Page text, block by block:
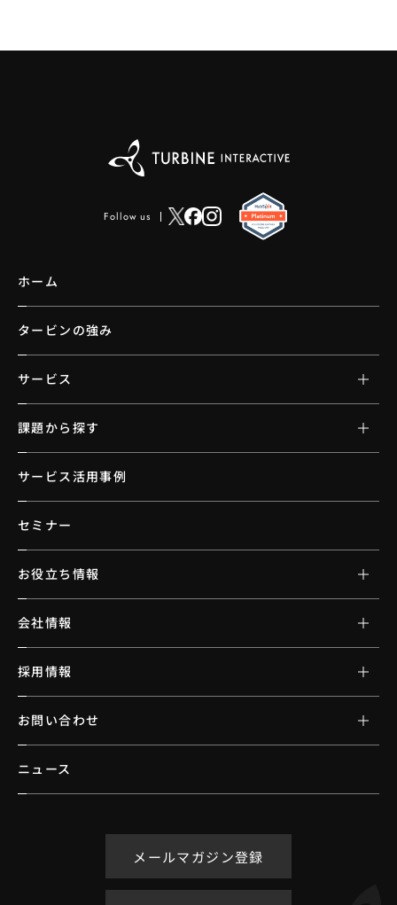
Follow us
ホーム
タービンの強み
サービス
課題から探す
サービス活用事例
セミナー
お役立ち情報
会社情報
採用情報
お問い合わせ
ニュース
メールマガジン登録